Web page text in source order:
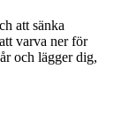
att sänka
varva ner för
och lägger dig,